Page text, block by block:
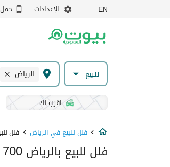
EN الإعدادات
للبيع الرياض
اقرب لك
فلل للبيع في الرياض فلل للبيع
فلل للبيع بالرياض 700 ألف ريال